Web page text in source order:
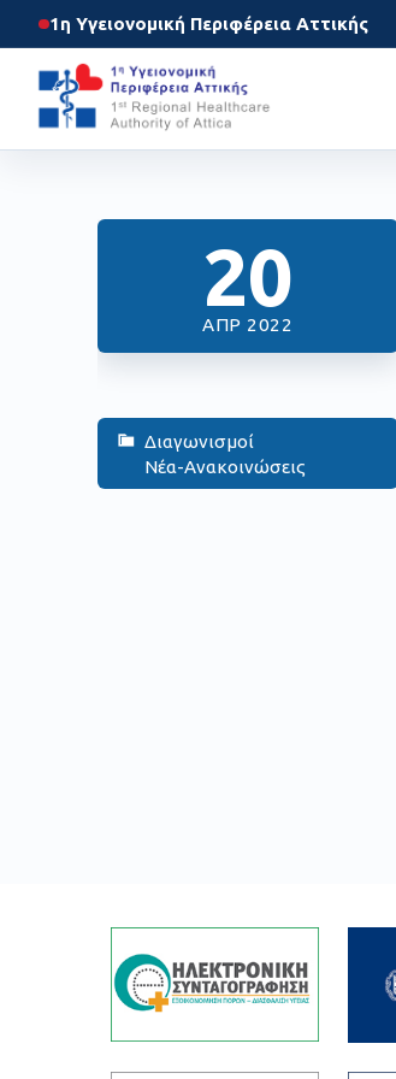
1η Υγειονομική Περιφέρεια Αττικής
20
ΑΠΡ 2022
Διαγωνισμοί
Νέα-Ανακοινώσεις